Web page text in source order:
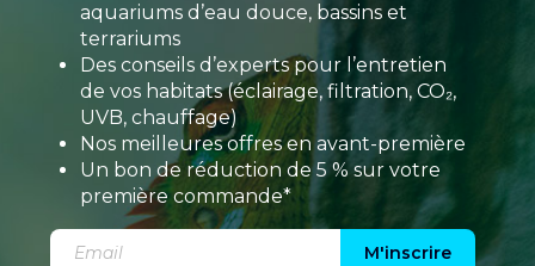
aquariums d’eau douce, bassins et
terrariums
Des conseils d’experts pour l’entretien
de vos habitats (éclairage, filtration, CO₂,
UVB, chauffage)
Nos meilleures offres en avant-première
Un bon de réduction de 5 % sur votre
première commande*
M'inscrire